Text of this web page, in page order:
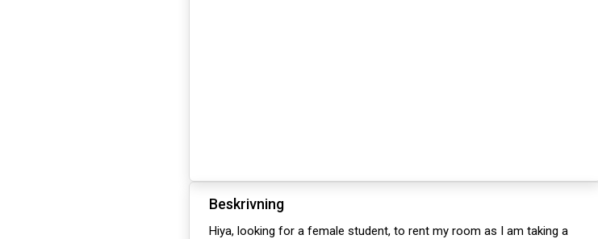
Beskrivning
Hiya, looking for a female student, to rent my room as I am taking a